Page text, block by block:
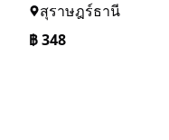
สุราษฎร์ธานี
฿348